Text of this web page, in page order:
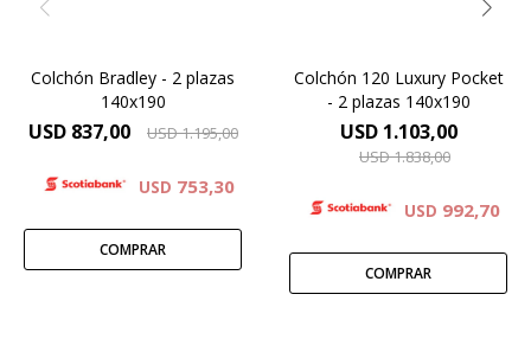
Colchón Bradley - 2 plazas
140x190
USD 837,00 USD1.195,00
USD 753,30
Colchón 120 Luxury Pocket
- 2 plazas 140x190
USD 1.103,00
USD1.838,00
USD 992,70